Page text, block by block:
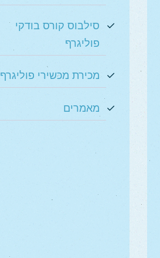
סילבוס קורס בודקי
פוליגרף
מכירת מכשירי פוליגרף
מאמרים